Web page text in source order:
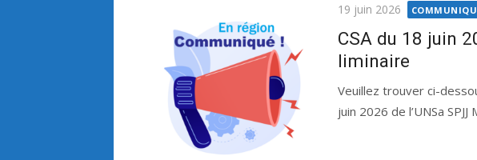
Publié
19 juin 2026
CSA du 18 juin
liminaire
Veuillez trouver ci-
juin 2026 de l’UNSa SPJJ